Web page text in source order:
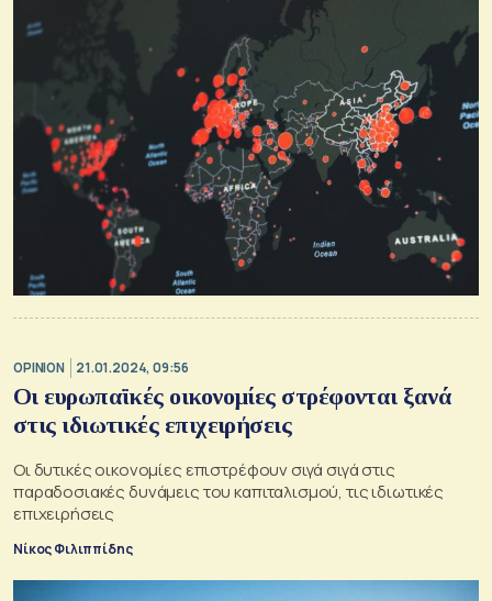
OPINION 21.01.2024, 09:56
Οι ευρωπαϊκές οικονομίες στρέφονται ξανά
στις ιδιωτικές επιχειρήσεις
Οι δυτικές οικονομίες επιστρέφουν σιγά σιγά στις
παραδοσιακές δυνάμεις του καπιταλισμού, τις ιδιωτικές
επιχειρήσεις
Νίκος Φιλιππίδης